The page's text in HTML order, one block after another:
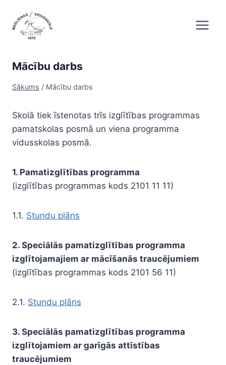
content
Mācību darbs
Sākums / Mācību darbs
Skolā tiek īstenotas trīs izglītības programmas
pamatskolas posmā un viena programma
vidusskolas posmā.
1. Pamatizglītības programma
(izglītības programmas kods 2101 11 11)
1.1. Stundu plāns
2. Speciālās pamatizglītības programma
izglītojamajiem ar mācīšanās traucējumiem
(izglītības programmas kods 2101 56 11)
2.1. Stundu plāns
3. Speciālās pamatizglītības programma
izglītojamiem ar garīgās attīstības
traucējumiem